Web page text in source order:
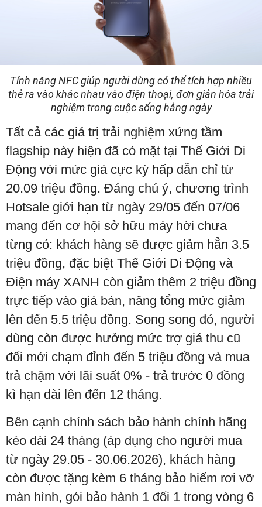
Tính năng NFC giúp người dùng có thể tích hợp nhiều
thẻ ra vào khác nhau vào điện thoại, đơn giản hóa trải
nghiệm trong cuộc sống hằng ngày
Tất cả các giá trị trải nghiệm xứng tầm
flagship này hiện đã có mặt tại Thế Giới Di
Động với mức giá cực kỳ hấp dẫn chỉ từ
20.09 triệu đồng. Đáng chú ý, chương trình
Hotsale giới hạn từ ngày 29/05 đến 07/06
mang đến cơ hội sở hữu máy hời chưa
từng có: khách hàng sẽ được giảm hẳn 3.5
triệu đồng, đặc biệt Thế Giới Di Động và
Điện máy XANH còn giảm thêm 2 triệu đồng
trực tiếp vào giá bán, nâng tổng mức giảm
lên đến 5.5 triệu đồng. Song song đó, người
dùng còn được hưởng mức trợ giá thu cũ
đổi mới chạm đỉnh đến 5 triệu đồng và mua
trả chậm với lãi suất 0% - trả trước 0 đồng
kì hạn dài lên đến 12 tháng.
Bên cạnh chính sách bảo hành chính hãng
kéo dài 24 tháng (áp dụng cho người mua
từ ngày 29.05 - 30.06.2026), khách hàng
còn được tặng kèm 6 tháng bảo hiểm rơi vỡ
màn hình, gói bảo hành 1 đổi 1 trong vòng 6